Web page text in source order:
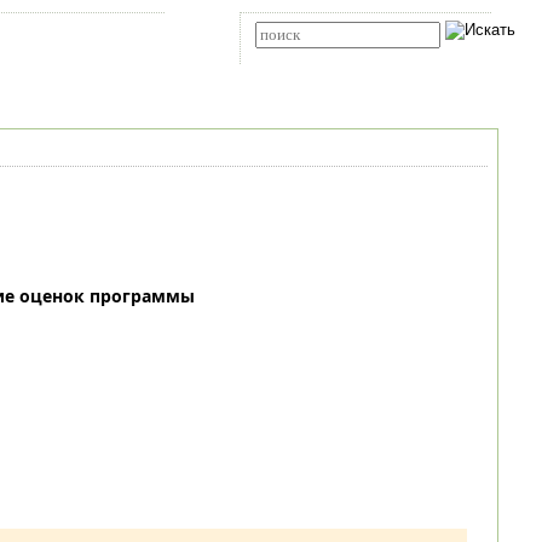
оценок программы